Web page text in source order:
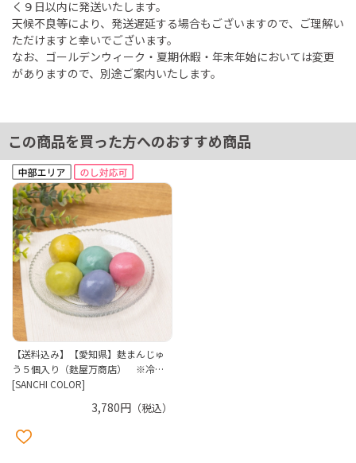
く９日以内に発送いたします。
天候不良等により、発送遅延する場合もございますので、ご理解い
ただけますと幸いでございます。
なお、ゴールデンウィーク・夏期休暇・年末年始においては変更
がありますので、別途ご案内いたします。
この商品を買った方へのおすすめ商品
【送料込み】【愛知県】麩まんじゅ
う５個入り（麩屋万商店） ※冷…
[SANCHI COLOR]
3,780円（税込）